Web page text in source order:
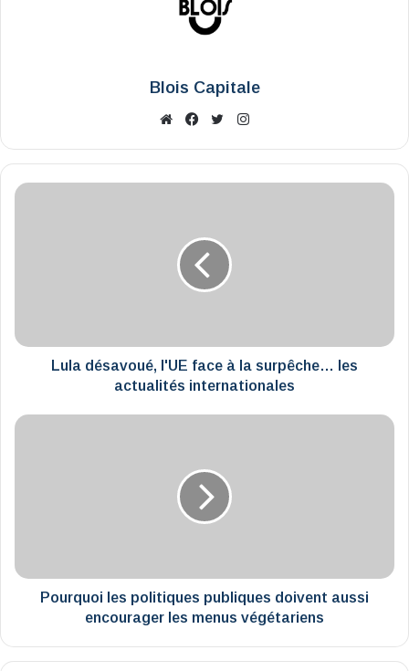
Blois Capitale
WebsiteFacebook
X
Lula
actualités
internationales
Lula désavoué, l'UE face à la surpêche… les
actualités internationales
Pourquoi
menus
végétariens
Pourquoi les politiques publiques doivent aussi
encourager les menus végétariens